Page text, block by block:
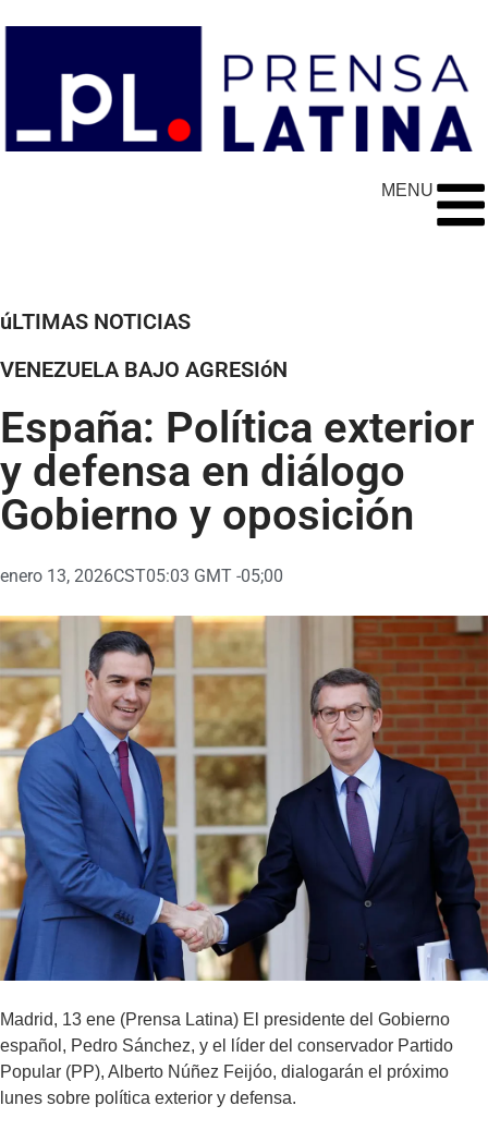
MENU
úLTIMAS NOTICIAS
VENEZUELA BAJO AGRESIóN
España: Política exterior
y defensa en diálogo
Gobierno y oposición
enero 13, 2026CST05:03 GMT -05;00
Madrid, 13 ene (Prensa Latina) El presidente del Gobierno
español, Pedro Sánchez, y el líder del conservador Partido
Popular (PP), Alberto Núñez Feijóo, dialogarán el próximo
lunes sobre política exterior y defensa.